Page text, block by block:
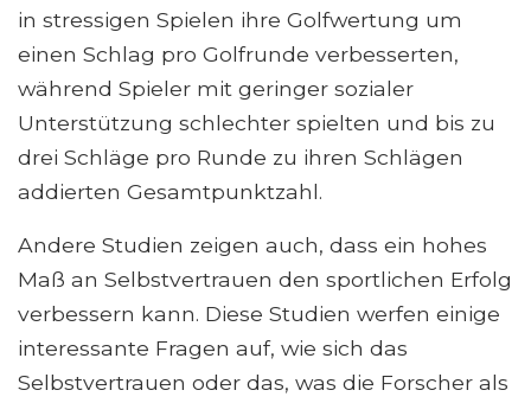
in stressigen Spielen ihre Golfwertung um
einen Schlag pro Golfrunde verbesserten,
während Spieler mit geringer sozialer
Unterstützung schlechter spielten und bis zu
drei Schläge pro Runde zu ihren Schlägen
addierten Gesamtpunktzahl.
Andere Studien zeigen auch, dass ein hohes
Maß an Selbstvertrauen den sportlichen Erfolg
verbessern kann. Diese Studien werfen einige
interessante Fragen auf, wie sich das
Selbstvertrauen oder das, was die Forscher als